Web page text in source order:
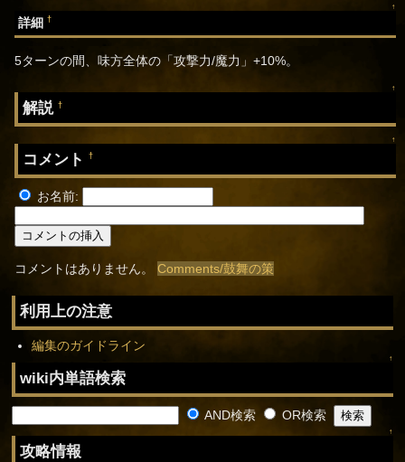
↑
詳細†
5ターンの間、味方全体の「攻撃力/魔力」+10%。
↑
解説†
↑
コメント†
お名前:
コメントはありません。Comments/鼓舞の策
利用上の注意
編集のガイドライン
↑
wiki内単語検索
AND検索 OR検索
↑
攻略情報